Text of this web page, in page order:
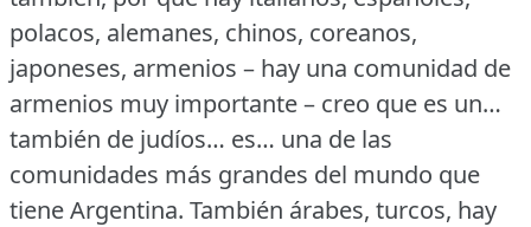
polacos, alemanes, chinos, coreanos,
japoneses, armenios – hay una comunidad de
armenios muy importante – creo que es un…
también de judíos… es… una de las
comunidades más grandes del mundo que
tiene Argentina. También árabes, turcos, hay